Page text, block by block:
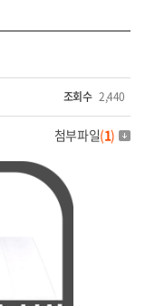
조회수 2,440
첨부파일(1)